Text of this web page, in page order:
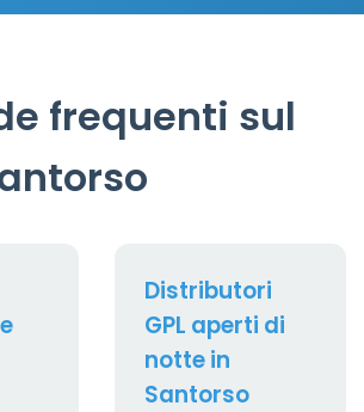
frequenti sul
Distributori
GPL aperti di
notte in
Santorso